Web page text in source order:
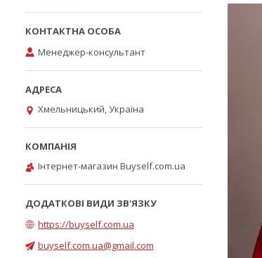
Менеджер-консультант
Хмельницький, Україна
Інтернет-магазин Buyself.com.ua
https://buyself.com.ua
buyself.com.ua@gmail.com